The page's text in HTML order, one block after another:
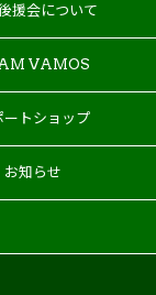
援会について
VAMOS
ートショップ
お知らせ